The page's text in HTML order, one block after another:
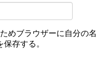
めブラウザーに自分の名
存する。